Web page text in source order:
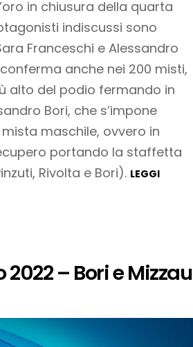
in chiusura della quarta
indiscussi sono
Franceschi e Alessandro
anche nei 200 misti,
alto del podio fermando in
Bori, che s’impone
maschile, ovvero in
portando la staffetta
Rivolta e Bori). LEGGI
– Bori e Mizzau